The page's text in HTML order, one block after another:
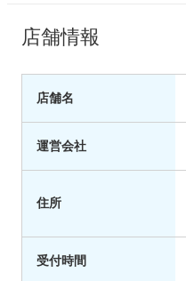
店舗情報
店舗名
運営会社
住所
受付時間